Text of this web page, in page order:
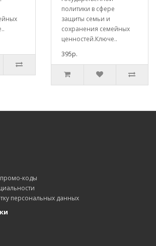
политики в сфере
защиты семьи и
сохранения семейных
ценностей.Ключе..
395р.
коды
персональных данных